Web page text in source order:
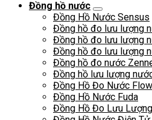
Đồng hồ nước
Đồng Hồ Nước Sensus
Đồng hồ đo lưu lượng
Đồng hồ đo lưu lượng
Đồng hồ đo lưu lượng
Đồng hồ đo nước
Đồng hồ lưu lượng
Đồng Hồ Đo Nước
Đồng Hồ Nước Fuda
Đồng Hồ Đo Lưu